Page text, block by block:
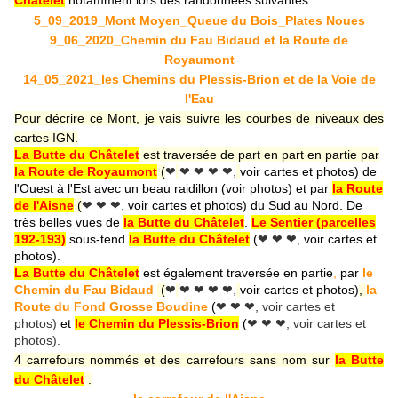
5_09_2019_Mont Moyen_Queue du Bois_Plates Noues
9_06_2020_Chemin du Fau Bidaud et la Route de
Royaumont
14_05_2021_les Chemins du Plessis-Brion et de la Voie de
l'Eau
Pour décrire ce Mont, je vais suivre les courbes de niveaux des
cartes IGN.
La Butte du Châtelet est traversée de part en part en partie par
la Route de Royaumont (❤ ❤ ❤ ❤ ❤, voir cartes et photos) de
l'Ouest à l'Est avec un beau raidillon (voir photos) et par la Route
de l'Aisne (❤ ❤ ❤, voir cartes et photos) du Sud au Nord. De
très belles vues de la Butte du Châtelet Le Sentier (parcelles
192-193) sous-tend la Butte du Châtelet (❤ ❤ ❤, voir cartes et
photos).
La Butte du Châtelet est également traversée en partie par le
Chemin du Fau Bidaud (❤ ❤ ❤ ❤ ❤, voir cartes et photos)
la
Route du Fond Grosse Boudine (❤​​​​​​​ ❤​​​​​​​ ❤ , voir cartes et
photos) et le Chemin du Plessis-Brion (❤​​​​​​​ ❤​​​​​​​ ❤ , voir cartes et
photos).
4 carrefours nommés et des carrefours sans nom sur la Butte
du Châtelet :